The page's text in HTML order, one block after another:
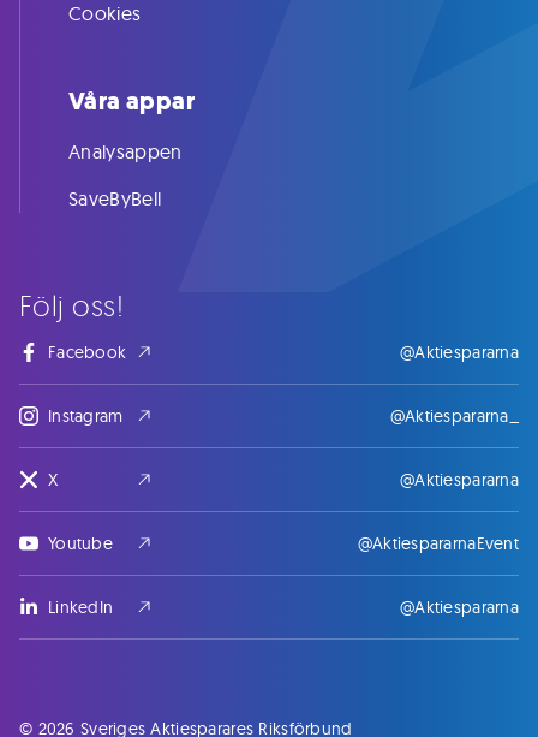
Följ oss!
Facebook @Aktiespararna
Instagram @Aktiespararna_
X @Aktiespararna
Youtube @AktiespararnaEvent
LinkedIn @Aktiespararna
Cookies
Våra appar
Analysappen
SaveByBell
© 2026 Sveriges Aktiesparares Riksförbund